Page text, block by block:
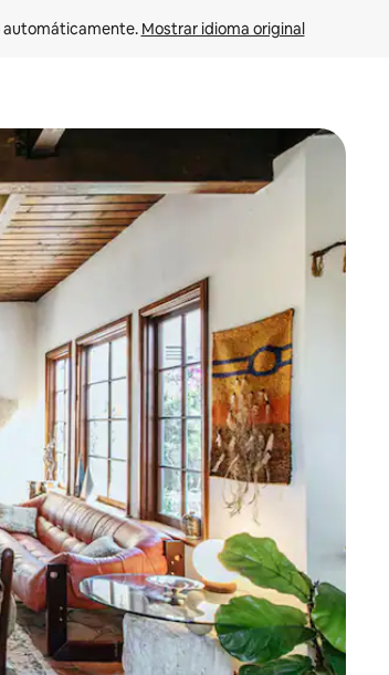
automáticamente. Mostrar idioma original
y hacia abajo o explorá deslizando el dedo.